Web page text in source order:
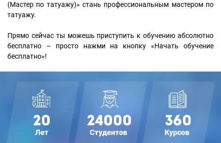
(Мастер по татуажу)» стань профессиональным мастером по
татуажу.
Прямо сейчас ты можешь приступить к обучению абсолютно
бесплатно – просто нажми на кнопку «Начать обучение
бесплатно»!